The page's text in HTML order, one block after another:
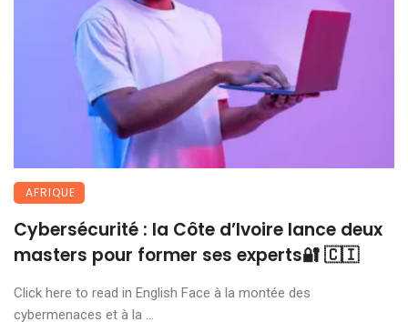
AFRIQUE
Cybersécurité : la Côte d’Ivoire lance deux
masters pour former ses experts🔐 🇨🇮
Click here to read in English Face à la montée des
cybermenaces et à la ...